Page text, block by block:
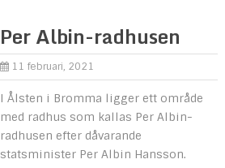
Per Albin-radhusen
11 februari, 2021
I Ålsten i Bromma ligger ett område
med radhus som kallas Per Albin-
radhusen efter dåvarande
statsminister Per Albin Hansson.